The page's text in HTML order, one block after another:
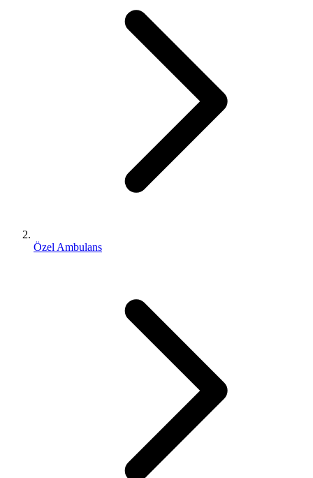
Özel Ambulans